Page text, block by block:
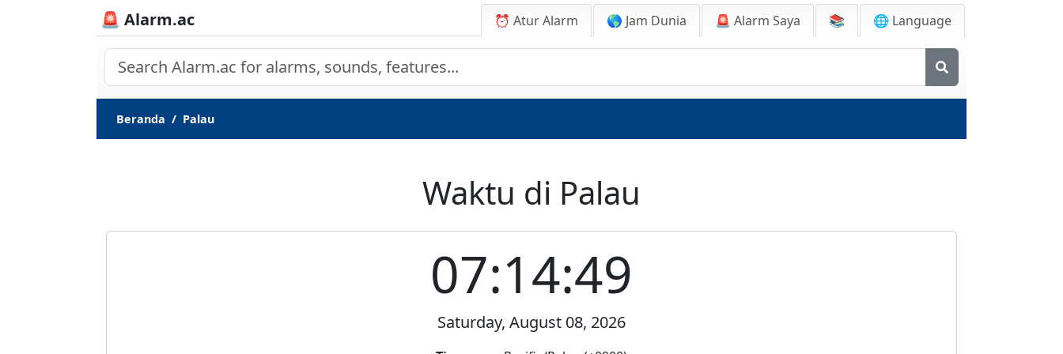
🚨 Alarm.ac ⏰ Atur Alarm 🌎 Jam Dunia 🚨 Alarm Saya 📚 🌐 Language
Beranda Palau
Waktu di Palau
07:14:49
Saturday, August 08, 2026